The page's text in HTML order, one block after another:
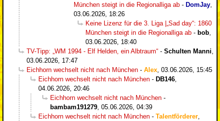
München steigt in die Regionalliga ab - DomJay
03.06.2026, 18:26
Keine Lizenz für die 3. Liga |„Sad day“: 1860
München steigt in die Regionalliga ab - bob
03.06.2026, 18:40
TV-Tipp: „WM 1994 - Elf Helden, ein Albtraum“ - Schulten Manni
03.06.2026, 17:47
Eichhorn wechselt nicht nach München - Alex 03.06.2026, 15:45
Eichhorn wechselt nicht nach München - DB146
04.06.2026, 20:46
Eichhorn wechselt nicht nach München -
bambam191279 05.06.2026, 04:39
Eichhorn wechselt nicht nach München - Talentförderer